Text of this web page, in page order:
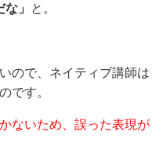
」
と。
ので、ネイティブ講師は
です。
ないため、誤った表現が